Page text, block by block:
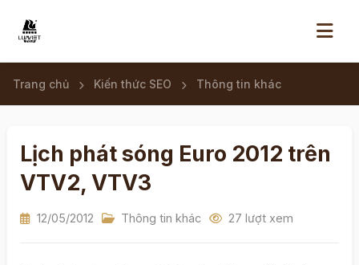
Trang chủ Kiến thức SEO Thông tin khác
Lịch phát sóng Euro 2012 trên
VTV2, VTV3
12/05/2012 Thông tin khác 27 lượt xem